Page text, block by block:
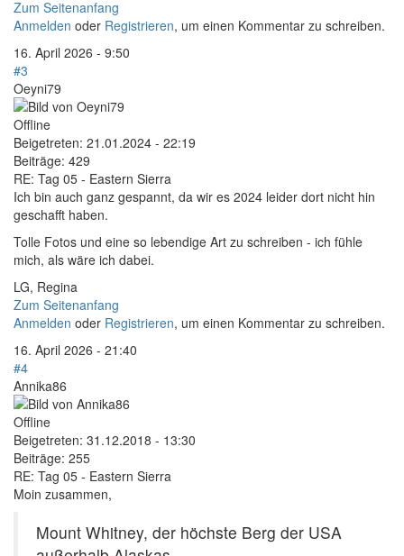
Zum Seitenanfang
Anmelden oder Registrieren, um einen Kommentar zu schreiben.
16. April 2026 - 9:50
#3
Oeyni79
Offline
Beigetreten: 21.01.2024 - 22:19
Beiträge: 429
RE: Tag 05 - Eastern Sierra
Ich bin auch ganz gespannt, da wir es 2024 leider dort nicht hin
geschafft haben.
Tolle Fotos und eine so lebendige Art zu schreiben - ich fühle
mich, als wäre ich dabei.
LG, Regina
Zum Seitenanfang
Anmelden oder Registrieren, um einen Kommentar zu schreiben.
16. April 2026 - 21:40
#4
Annika86
Offline
Beigetreten: 31.12.2018 - 13:30
Beiträge: 255
RE: Tag 05 - Eastern Sierra
Moin zusammen,
Mount Whitney, der höchste Berg der USA